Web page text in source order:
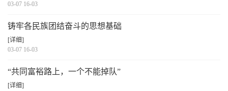
03-07 16-03
铸牢各民族团结奋斗的思想基础
[详细]
03-07 16-03
“共同富裕路上，一个不能掉队”
[详细]